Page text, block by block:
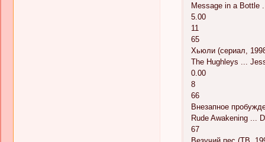
Message in a Bottle
5.00
11
65
Хьюли (сериал,
The Hughleys ...
0.00
8
66
Внезапное
Rude Awakening ...
67